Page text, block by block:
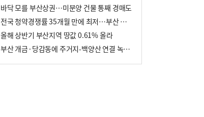
바닥 모를 부산상권…미분양 건물 통째 경매도
전국 청약경쟁률 35개월 만에 최저…부산 미분양 ‘적체’ 심화
올해 상반기 부산지역 땅값 0.61% 올라
부산 개금·당감동에 주거지-백양산 연결 녹지 조성